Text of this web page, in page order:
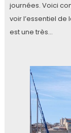
journées. Voici
voir l’essentiel de
est une très…